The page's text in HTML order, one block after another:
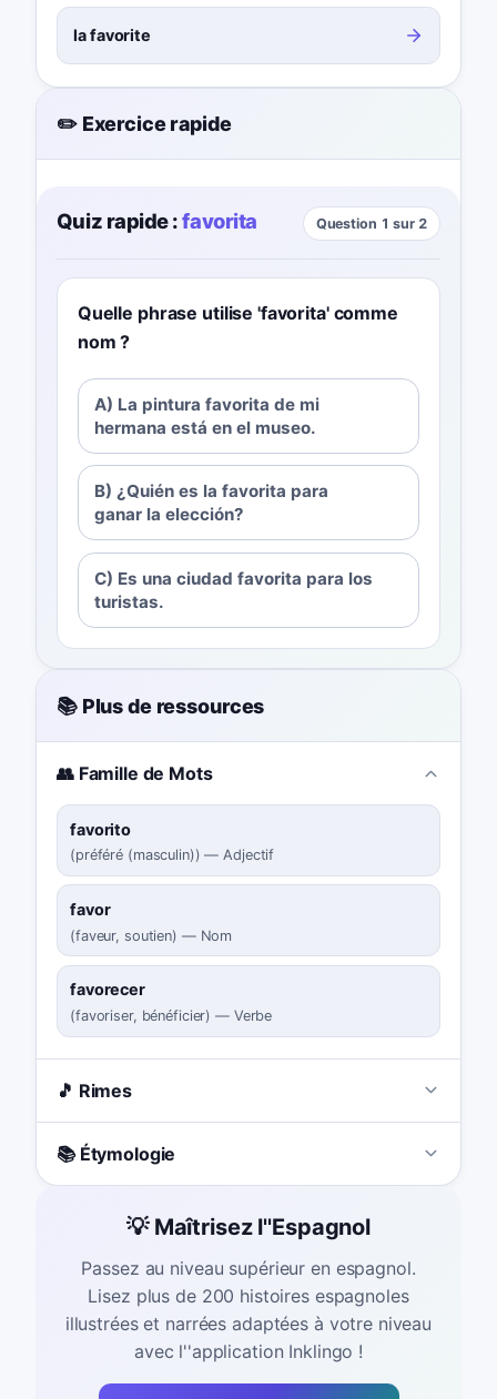
la favorite
✏️ Exercice rapide
Quiz rapide : favorita Question 1 sur 2
Quelle phrase utilise 'favorita' comme
nom ?
A) La pintura favorita de mi
hermana está en el museo.
B) ¿Quién es la favorita para
ganar la elección?
C) Es una ciudad favorita para los
turistas.
📚 Plus de ressources
👥 Famille de Mots
favorito
(préféré (masculin)) —Adjectif
favor
(faveur, soutien) — Nom
favorecer
(favoriser, bénéficier) — Verbe
🎵 Rimes
📚 Étymologie
💡 Maîtrisez l''Espagnol
Passez au niveau supérieur en espagnol.
Lisez plus de 200 histoires espagnoles
illustrées et narrées adaptées à votre niveau
avec l''application Inklingo !